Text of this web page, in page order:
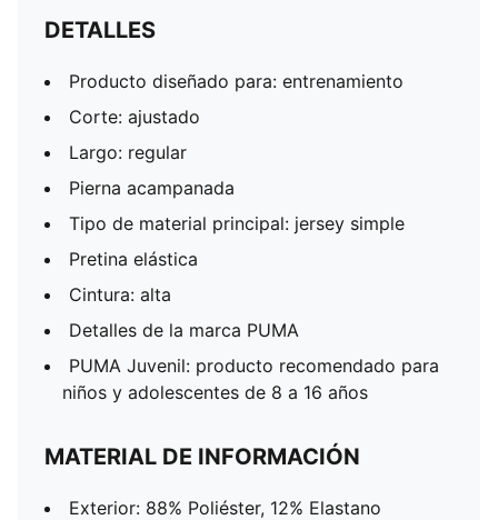
DETALLES
Producto diseñado para: entrenamiento
Corte: ajustado
Largo: regular
Pierna acampanada
Tipo de material principal: jersey simple
Pretina elástica
Cintura: alta
Detalles de la marca PUMA
PUMA Juvenil: producto recomendado para
niños y adolescentes de 8 a 16 años
MATERIAL DE INFORMACIÓN
Exterior: 88% Poliéster, 12% Elastano